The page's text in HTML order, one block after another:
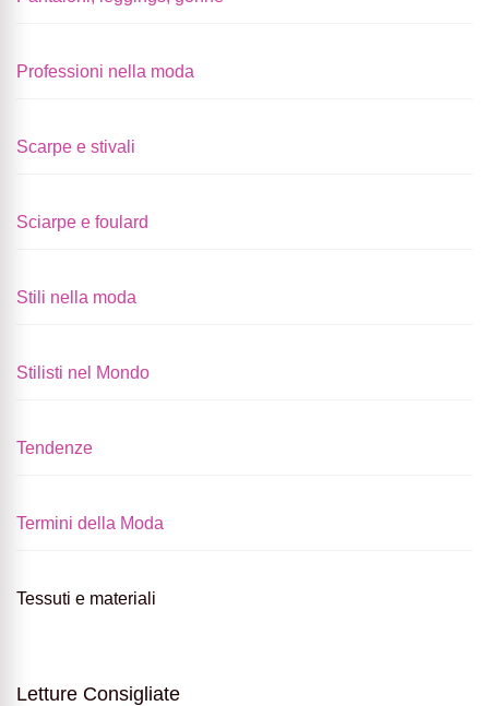
Professioni nella moda
Scarpe e stivali
Sciarpe e foulard
Stili nella moda
Stilisti nel Mondo
Tendenze
Termini della Moda
Tessuti e materiali
Letture Consigliate